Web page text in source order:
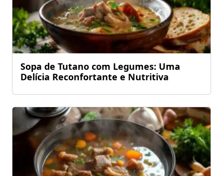
Sopa de Tutano com Legumes: Uma
Delícia Reconfortante e Nutritiva